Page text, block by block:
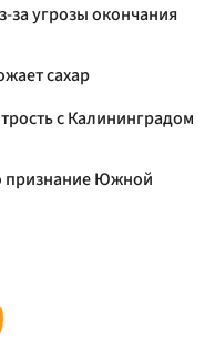
за угрозы окончания
сахар
с Калининградом
признание Южной